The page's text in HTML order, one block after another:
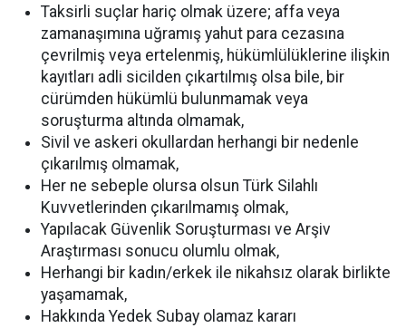
Taksirli suçlar hariç olmak üzere; affa veya
zamanaşımına uğramış yahut para cezasına
çevrilmiş veya ertelenmiş, hükümlülüklerine ilişkin
kayıtları adli sicilden çıkartılmış olsa bile, bir
cürümden hükümlü bulunmamak veya
soruşturma altında olmamak,
Sivil ve askeri okullardan herhangi bir nedenle
çıkarılmış olmamak,
Her ne sebeple olursa olsun Türk Silahlı
Kuvvetlerinden çıkarılmamış olmak,
Yapılacak Güvenlik Soruşturması ve Arşiv
Araştırması sonucu olumlu olmak,
Herhangi bir kadın/erkek ile nikahsız olarak birlikte
yaşamamak,
Hakkında Yedek Subay olamaz kararı